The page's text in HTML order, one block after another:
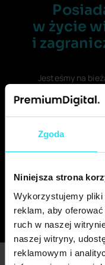
Zgoda
Niniejsza strona
Wykorzystujemy
reklam, aby
ruch w naszej
naszej witryny,
reklamowym i
w życie
i
Jesteśmy na
oraz
konferencjach
ulepszamy
je do